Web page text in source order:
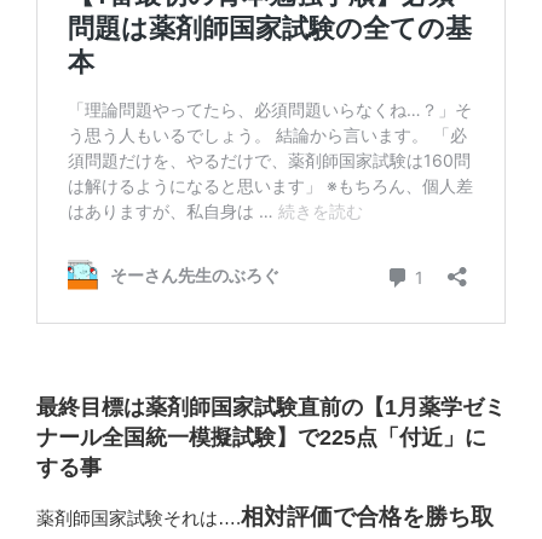
最終目標は薬剤師国家試験直前の【1月薬学ゼミ
ナール全国統一模擬試験】で225点「付近」に
する事
薬剤師国家試験それは….相対評価で合格を勝ち取